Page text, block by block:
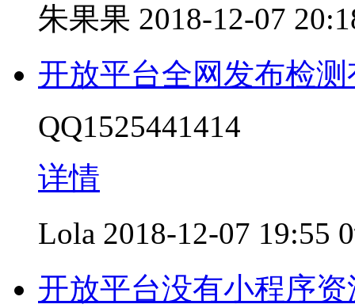
朱果果 2018-12-07
开放平台全网发布检
QQ1525441414
详情
Lola 2018-12-07 19:55
开放平台没有小程序资